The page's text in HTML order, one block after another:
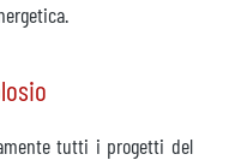
tutti i progetti del